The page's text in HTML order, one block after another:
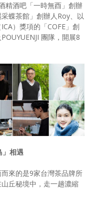
精酒吧「一時無酉」創辦
蝶茶館」創辦人Roy、以
）獎項的「COFE」創
團隊，開展8
相遇
來的是9家台灣茶品牌所
丘秘境中，走一趟濃縮